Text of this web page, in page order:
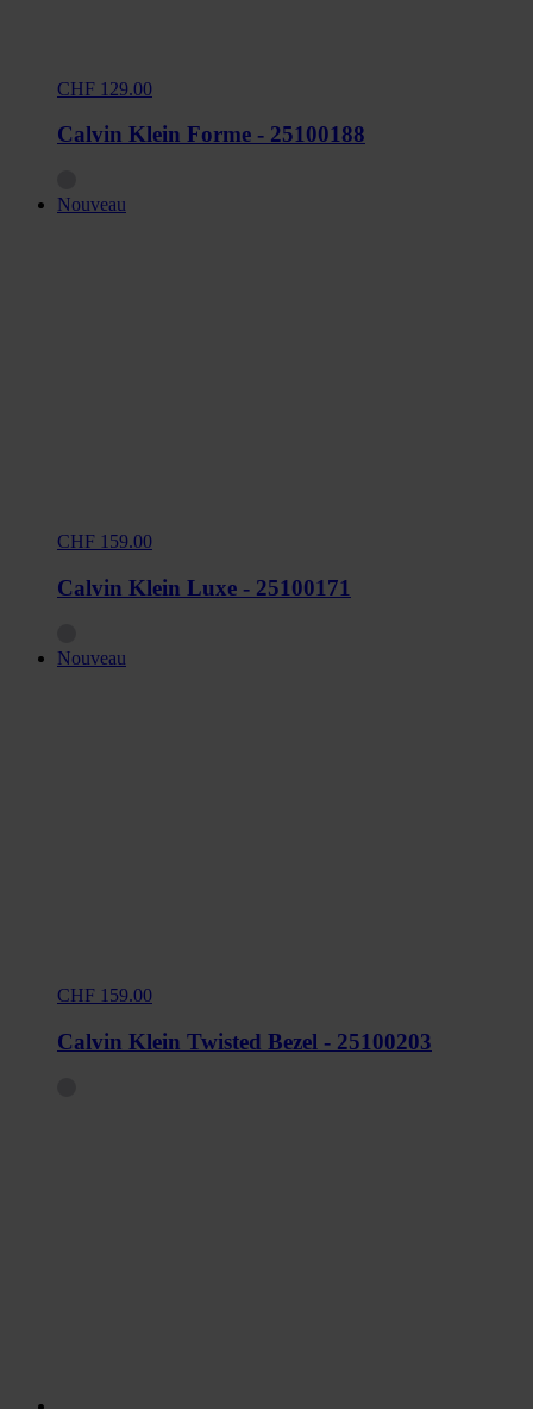
CHF 129.00
Calvin Klein Forme - 25100188
Nouveau
CHF 159.00
Calvin Klein Luxe - 25100171
Nouveau
CHF 159.00
Calvin Klein Twisted Bezel - 25100203